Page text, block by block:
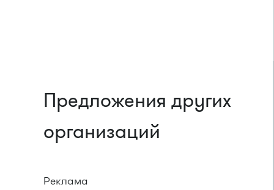
Предложения других
организаций
Реклама